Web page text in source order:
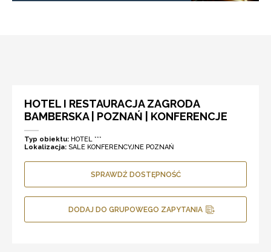
HOTEL I RESTAURACJA ZAGRODA
BAMBERSKA | POZNAŃ | KONFERENCJE
Typ obiektu: HOTEL ***
Lokalizacja: SALE KONFERENCYJNE POZNAŃ
SPRAWDŹ DOSTĘPNOŚĆ
DODAJ DO GRUPOWEGO ZAPYTANIA